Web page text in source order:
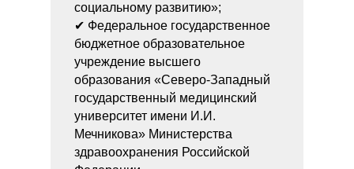
социальному развитию»;
✔ Федеральное государственное
бюджетное образовательное
учреждение высшего
образования «Северо-Западный
государственный медицинский
университет имени И.И.
Мечникова» Министерства
здравоохранения Российской